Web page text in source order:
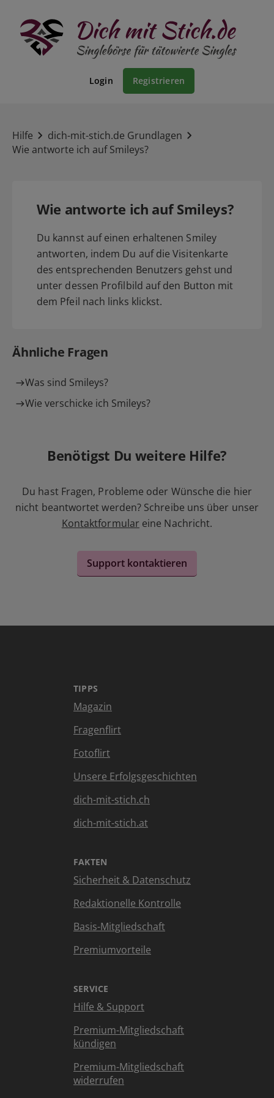
Login Registrieren
Hilfe
dich-mit-stich.de Grundlagen
Wie antworte ich auf Smileys?
Wie antworte ich auf Smileys?
Du kannst auf einen erhaltenen Smiley
antworten, indem Du auf die Visitenkarte
des entsprechenden Benutzers gehst und
unter dessen Profilbild auf den Button mit
dem Pfeil nach links klickst.
Ähnliche Fragen
Was sind Smileys?
Wie verschicke ich Smileys?
Benötigst Du weitere Hilfe?
Du hast Fragen, Probleme oder Wünsche die hier
nicht beantwortet werden? Schreibe uns über unser
Kontaktformular eine Nachricht.
Support kontaktieren
TIPPS
Magazin
Fragenflirt
Fotoflirt
Unsere Erfolgsgeschichten
dich-mit-stich.ch
dich-mit-stich.at
FAKTEN
Sicherheit & Datenschutz
Redaktionelle Kontrolle
Basis-Mitgliedschaft
Premiumvorteile
SERVICE
Hilfe & Support
Premium-Mitgliedschaft
kündigen
Premium-Mitgliedschaft
widerrufen